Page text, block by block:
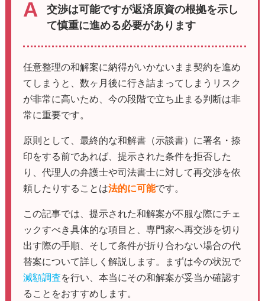
交渉は可能ですが返済原資の根拠を示し
て慎重に進める必要があります
任意整理の和解案に納得がいかないまま契約を進め
てしまうと、数ヶ月後に行き詰まってしまうリスク
が非常に高いため、今の段階で立ち止まる判断は非
常に重要です。
原則として、最終的な和解書（示談書）に署名・捺
印をする前であれば、提示された条件を拒否した
り、代理人の弁護士や司法書士に対して再交渉を依
頼したりすることは法的に可能です。
この記事では、提示された和解案が不服な際にチェ
ックすべき具体的な項目と、専門家へ再交渉を切り
出す際の手順、そして条件が折り合わない場合の代
替案について詳しく解説します。まずは今の状況で
減額調査を行い、本当にその和解案が妥当か確認す
ることをおすすめします。